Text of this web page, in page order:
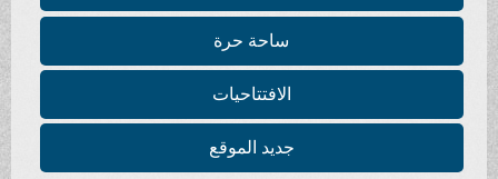
ساحة حرة
الافتتاحيات
جديد الموقع